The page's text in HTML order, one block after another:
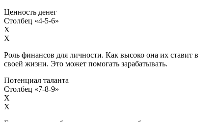
Ценность денег
Столбец «4-5-6»
X
X
Роль финансов для личности. Как высоко она их ставит в
своей жизни. Это может помогать зарабатывать.
Потенциал таланта
Столбец «7-8-9»
X
X